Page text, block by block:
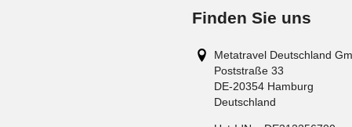
Finden Sie uns
Metatravel Deutschland
Poststraße 33
DE-20354 Hamburg
Deutschland